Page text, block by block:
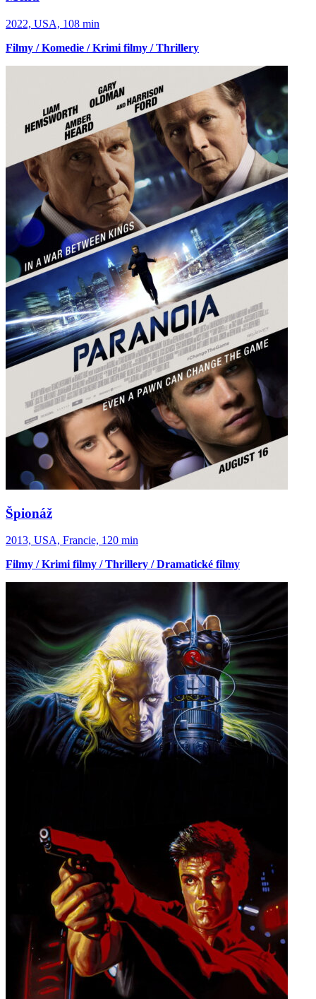
2022, USA, 108 min
Filmy / Komedie / Krimi filmy / Thrillery
Špionáž
2013, USA, Francie, 120 min
Filmy / Krimi filmy / Thrillery / Dramatické filmy